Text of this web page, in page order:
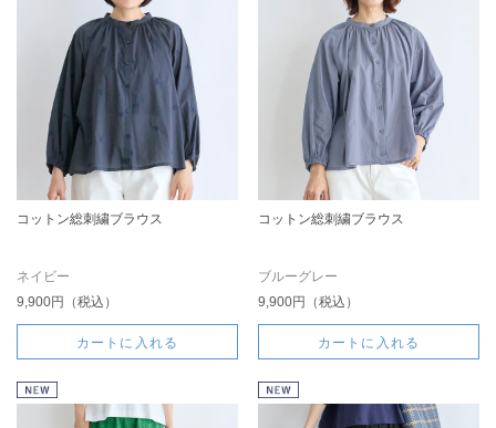
コットン総刺繍ブラウス
ネイビー
9,900円（税込）
カートに入れる
コットン総刺繍ブラウス
ブルーグレー
9,900円（税込）
カートに入れる